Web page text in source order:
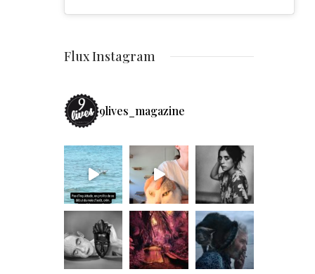
Flux Instagram
9lives_magazine